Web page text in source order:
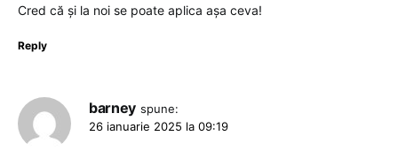
Cred că și la noi se poate aplica așa ceva!
Reply
barney spune:
26 ianuarie 2025 la 09:19